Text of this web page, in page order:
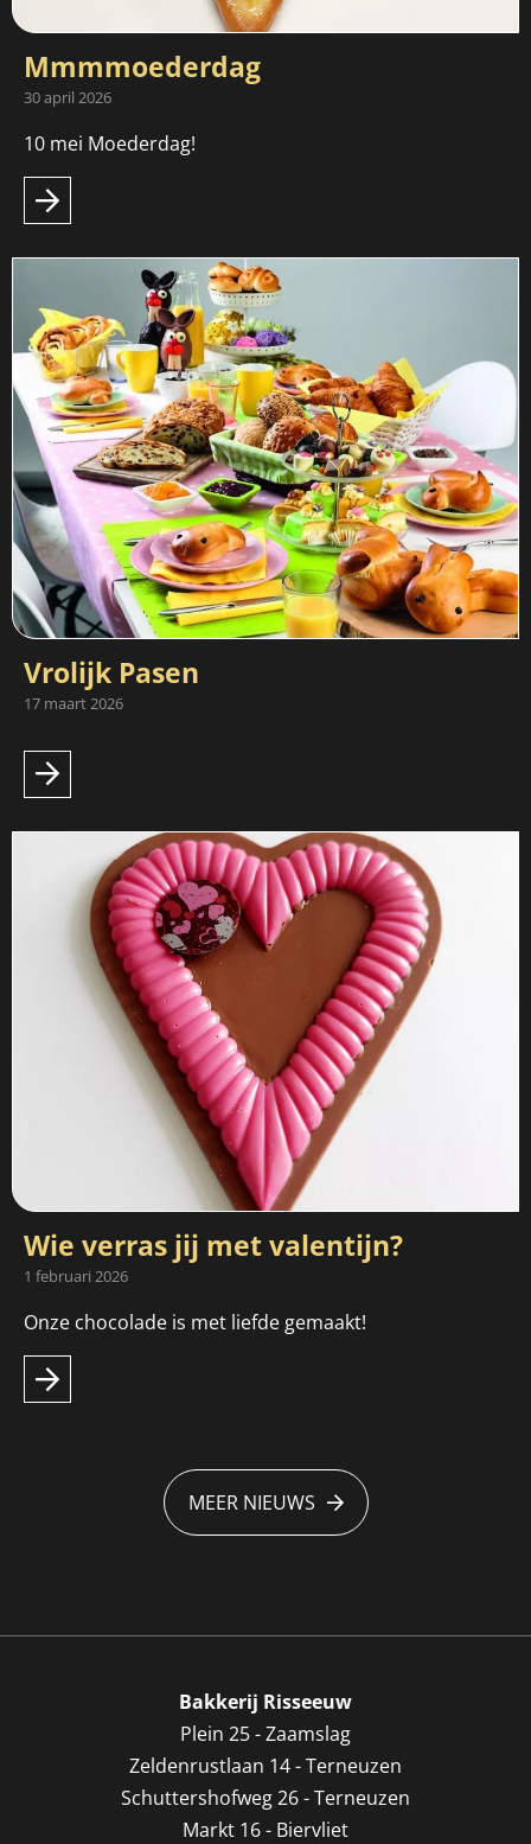
Mmmmoederdag
30 april 2026
10 mei Moederdag!
Vrolijk Pasen
17 maart 2026
Wie verras jij met valentijn?
1 februari 2026
Onze chocolade is met liefde gemaakt!
MEER NIEUWS
Bakkerij Risseeuw
Plein 25 - Zaamslag
Zeldenrustlaan 14 - Terneuzen
Schuttershofweg 26 - Terneuzen
Markt 16 - Biervliet